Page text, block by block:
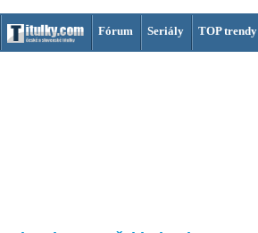
Fórum Seriály TOP trendy